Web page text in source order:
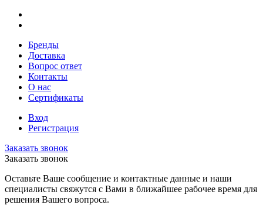
Бренды
Доставка
Вопрос ответ
Контакты
О нас
Сертификаты
Вход
Регистрация
Заказать звонок
Заказать звонок
Оставьте Ваше сообщение и контактные данные и наши
специалисты свяжутся с Вами в ближайшее рабочее время для
решения Вашего вопроса.